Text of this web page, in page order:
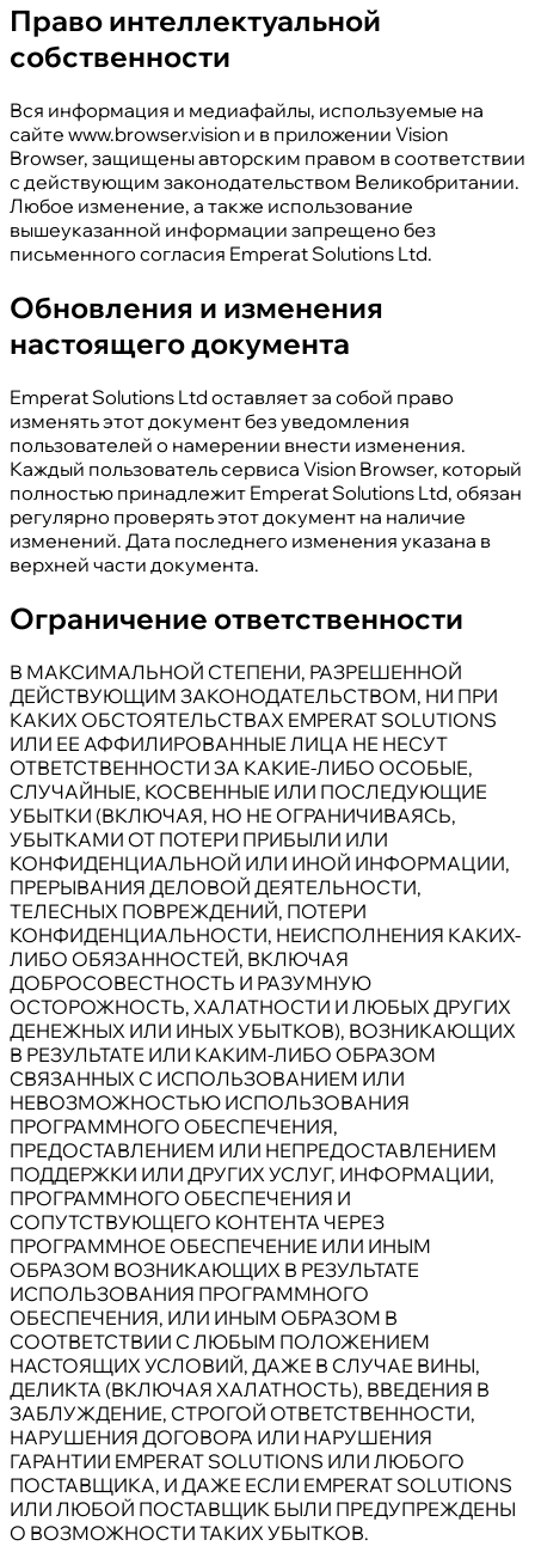
Право интеллектуальной
собственности
Вся информация и медиафайлы, используемые на
сайте www.browser.vision и в приложении Vision
Browser, защищены авторским правом в соответствии
с действующим законодательством Великобритании.
Любое изменение, а также использование
вышеуказанной информации запрещено без
письменного согласия Emperat Solutions Ltd.
Обновления и изменения
настоящего документа
Emperat Solutions Ltd оставляет за собой право
изменять этот документ без уведомления
пользователей о намерении внести изменения.
Каждый пользователь сервиса Vision Browser, который
полностью принадлежит Emperat Solutions Ltd, обязан
регулярно проверять этот документ на наличие
изменений. Дата последнего изменения указана в
верхней части документа.
Ограничение ответственности
В МАКСИМАЛЬНОЙ СТЕПЕНИ, РАЗРЕШЕННОЙ
ДЕЙСТВУЮЩИМ ЗАКОНОДАТЕЛЬСТВОМ, НИ ПРИ
КАКИХ ОБСТОЯТЕЛЬСТВАХ EMPERAT SOLUTIONS
ИЛИ ЕЕ АФФИЛИРОВАННЫЕ ЛИЦА НЕ НЕСУТ
ОТВЕТСТВЕННОСТИ ЗА КАКИЕ-ЛИБО ОСОБЫЕ,
СЛУЧАЙНЫЕ, КОСВЕННЫЕ ИЛИ ПОСЛЕДУЮЩИЕ
УБЫТКИ (ВКЛЮЧАЯ, НО НЕ ОГРАНИЧИВАЯСЬ,
УБЫТКАМИ ОТ ПОТЕРИ ПРИБЫЛИ ИЛИ
КОНФИДЕНЦИАЛЬНОЙ ИЛИ ИНОЙ ИНФОРМАЦИИ,
ПРЕРЫВАНИЯ ДЕЛОВОЙ ДЕЯТЕЛЬНОСТИ,
ТЕЛЕСНЫХ ПОВРЕЖДЕНИЙ, ПОТЕРИ
КОНФИДЕНЦИАЛЬНОСТИ, НЕИСПОЛНЕНИЯ КАКИХ-
ЛИБО ОБЯЗАННОСТЕЙ, ВКЛЮЧАЯ
ДОБРОСОВЕСТНОСТЬ И РАЗУМНУЮ
ОСТОРОЖНОСТЬ, ХАЛАТНОСТИ И ЛЮБЫХ ДРУГИХ
ДЕНЕЖНЫХ ИЛИ ИНЫХ УБЫТКОВ), ВОЗНИКАЮЩИХ
В РЕЗУЛЬТАТЕ ИЛИ КАКИМ-ЛИБО ОБРАЗОМ
СВЯЗАННЫХ С ИСПОЛЬЗОВАНИЕМ ИЛИ
НЕВОЗМОЖНОСТЬЮ ИСПОЛЬЗОВАНИЯ
ПРОГРАММНОГО ОБЕСПЕЧЕНИЯ,
ПРЕДОСТАВЛЕНИЕМ ИЛИ НЕПРЕДОСТАВЛЕНИЕМ
ПОДДЕРЖКИ ИЛИ ДРУГИХ УСЛУГ, ИНФОРМАЦИИ,
ПРОГРАММНОГО ОБЕСПЕЧЕНИЯ И
СОПУТСТВУЮЩЕГО КОНТЕНТА ЧЕРЕЗ
ПРОГРАММНОЕ ОБЕСПЕЧЕНИЕ ИЛИ ИНЫМ
ОБРАЗОМ ВОЗНИКАЮЩИХ В РЕЗУЛЬТАТЕ
ИСПОЛЬЗОВАНИЯ ПРОГРАММНОГО
ОБЕСПЕЧЕНИЯ, ИЛИ ИНЫМ ОБРАЗОМ В
СООТВЕТСТВИИ С ЛЮБЫМ ПОЛОЖЕНИЕМ
НАСТОЯЩИХ УСЛОВИЙ, ДАЖЕ В СЛУЧАЕ ВИНЫ,
ДЕЛИКТА (ВКЛЮЧАЯ ХАЛАТНОСТЬ), ВВЕДЕНИЯ В
ЗАБЛУЖДЕНИЕ, СТРОГОЙ ОТВЕТСТВЕННОСТИ,
НАРУШЕНИЯ ДОГОВОРА ИЛИ НАРУШЕНИЯ
ГАРАНТИИ EMPERAT SOLUTIONS ИЛИ ЛЮБОГО
ПОСТАВЩИКА, И ДАЖЕ ЕСЛИ EMPERAT SOLUTIONS
ИЛИ ЛЮБОЙ ПОСТАВЩИК БЫЛИ ПРЕДУПРЕЖДЕНЫ
О ВОЗМОЖНОСТИ ТАКИХ УБЫТКОВ.